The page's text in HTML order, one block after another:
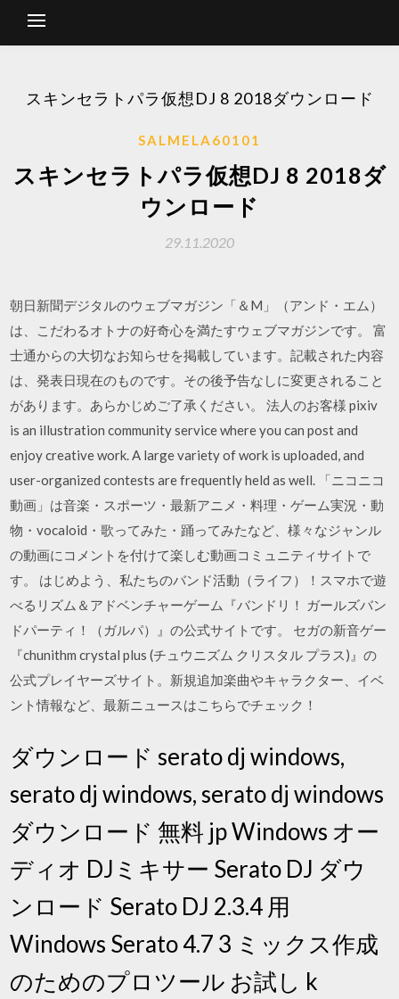
スキンセラトパラ仮想DJ 8 2018ダウンロード
SALMELA60101
スキンセラトパラ仮想DJ 8 2018ダ
ウンロード
29.11.2020
朝日新聞デジタルのウェブマガジン「＆M」（アンド・エム）
は、こだわるオトナの好奇心を満たすウェブマガジンです。 富
士通からの大切なお知らせを掲載しています。記載された内容
は、発表日現在のものです。その後予告なしに変更されること
があります。あらかじめご了承ください。 法人のお客様 pixiv
is an illustration community service where you can post and
enjoy creative work. A large variety of work is uploaded, and
user-organized contests are frequently held as well. 「ニコニコ
動画」は音楽・スポーツ・最新アニメ・料理・ゲーム実況・動
物・vocaloid・歌ってみた・踊ってみたなど、様々なジャンル
の動画にコメントを付けて楽しむ動画コミュニティサイトで
す。 はじめよう、私たちのバンド活動（ライフ）！スマホで遊
べるリズム＆アドベンチャーゲーム『バンドリ！ ガールズバン
ドパーティ！（ガルパ）』の公式サイトです。 セガの新音ゲー
『chunithm crystal plus (チュウニズム クリスタル プラス)』の
公式プレイヤーズサイト。新規追加楽曲やキャラクター、イベ
ント情報など、最新ニュースはこちらでチェック！
ダウンロード serato dj windows,
serato dj windows, serato dj windows
ダウンロード 無料 jp Windows オー
ディオ DJミキサー Serato DJ ダウ
ンロード Serato DJ 2.3.4 用
Windows Serato 4.7 3 ミックス作成
のためのプロツール お試し k